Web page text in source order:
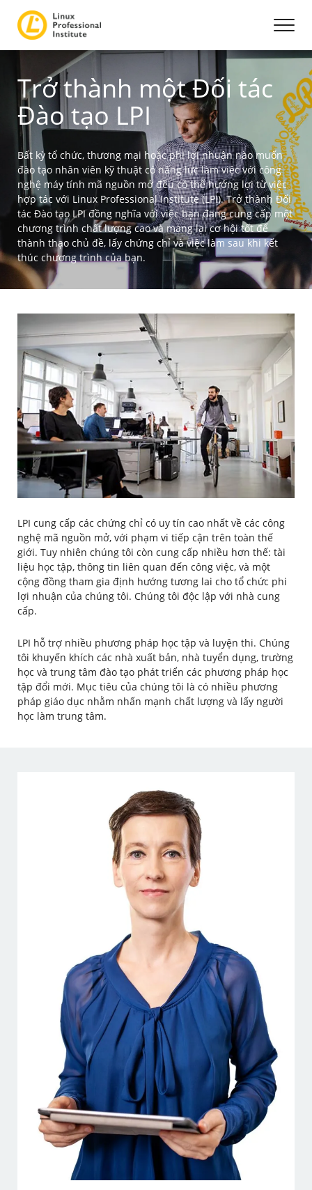
Trở thành một Đối tác
Đào tạo LPI
Bất kỳ tổ chức, thương mại hoặc phi lợi nhuận nào muốn
đào tạo nhân viên kỹ thuật có năng lực làm việc với công
nghệ máy tính mã nguồn mở đều có thể hưởng lợi từ việc
hợp tác với Linux Professional Institute (LPI). Trở thành Đối
tác Đào tạo LPI đồng nghĩa với việc bạn đang cung cấp một
chương trình chất lượng cao và mang lại cơ hội tốt để
thành thạo chủ đề, lấy chứng chỉ và việc làm sau khi kết
thúc chương trình của bạn.
LPI cung cấp các chứng chỉ có uy tín cao nhất về các công
nghệ mã nguồn mở, với phạm vi tiếp cận trên toàn thế
giới. Tuy nhiên chúng tôi còn cung cấp nhiều hơn thế: tài
liệu học tập, thông tin liên quan đến công việc, và một
cộng đồng tham gia định hướng tương lai cho tổ chức phi
lợi nhuận của chúng tôi. Chúng tôi độc lập với nhà cung
cấp.
LPI hỗ trợ nhiều phương pháp học tập và luyện thi. Chúng
tôi khuyến khích các nhà xuất bản, nhà tuyển dụng, trường
học và trung tâm đào tạo phát triển các phương pháp học
tập đổi mới. Mục tiêu của chúng tôi là có nhiều phương
pháp giáo dục nhằm nhấn mạnh chất lượng và lấy người
học làm trung tâm.